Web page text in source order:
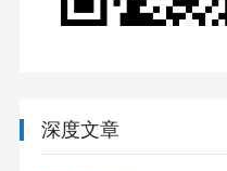
深度文章